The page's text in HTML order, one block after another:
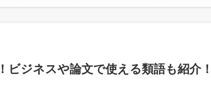
ジネスや論文で使える類語も紹介！